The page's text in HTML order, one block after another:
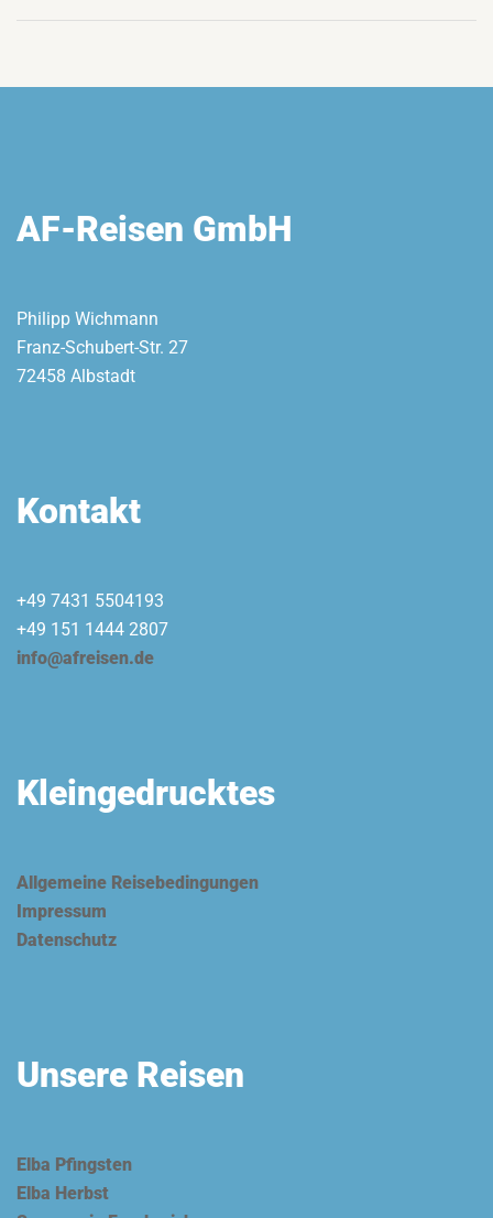
Beitragsnavigation
AF-Reisen GmbH
Philipp Wichmann
Franz-Schubert-Str. 27
72458 Albstadt
Kontakt
+49 7431 5504193
+49 151 1444 2807
info@afreisen.de
Kleingedrucktes
Allgemeine Reisebedingungen
Impressum
Datenschutz
Unsere Reisen
Elba Pfingsten
Elba Herbst